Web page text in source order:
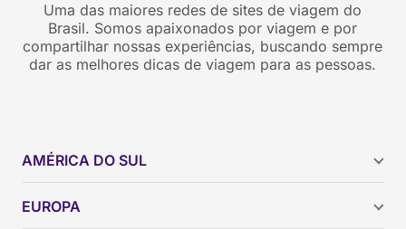
Uma das maiores redes de sites de viagem do
Brasil. Somos apaixonados por viagem e por
compartilhar nossas experiências, buscando sempre
dar as melhores dicas de viagem para as pessoas.
AMÉRICA DO SUL
Brasil
EUROPA